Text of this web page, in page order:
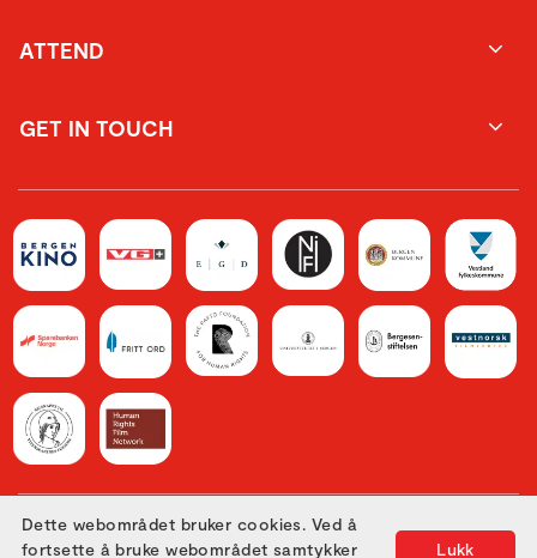
ATTEND
GET IN TOUCH
Utviklet med av Filmgrail! Lukk
Dette webområdet bruker cookies. Ved å
fortsette å bruke webområdet samtykker